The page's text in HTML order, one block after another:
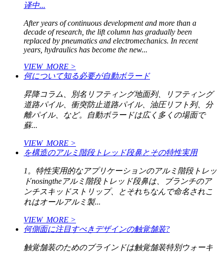
译中...
After years of continuous development and more than a
decade of research, the lift column has gradually been
replaced by pneumatics and electromechanics. In recent
years, hydraulics has become the new...
VIEW_MORE >
何について知る必要が自動ボラード
昇降コラム、別名リフティング地面列、リフティング
道路パイル、衝突防止道路パイル、油圧リフト列、分
離パイル、など。自動ボラードは広く多くの場面で
蘇...
VIEW_MORE >
を構造のアルミ階段トレッド段鼻とその特性実用
1。特性実用的なアプリケーションのアルミ階段トレッ
ドnosingtheアルミ階段トレッド段鼻は、ブランチのア
ンチスキッドストリップ、とそれちなんで命名されこ
れはオールアルミ製...
VIEW_MORE >
何側面に注目すべきデザインの触覚舗装?
触覚舗装のためのブラインドは触覚舗装特別ウォーキ